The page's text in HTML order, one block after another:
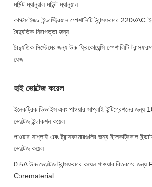
মাউন্ট ম্যানুয়াল মাউন্ট ম্যানুয়াল
কাস্টমাইজড ইন্ডাস্ট্রিয়াল স্পেশালিটি ট্রান্সফরমার 220VAC
বৈদ্যুতিক নিরাপত্তা জন্য
বৈদ্যুতিক সিস্টেমের জন্য উচ্চ ফ্রিকোয়েন্সি স্পেশালিটি
ফেজ
হাই ভোল্টেজ কয়েল
ইলেকট্রিক ডিভাইস এবং পাওয়ার সাপ্লাই ইন্টিগ্রেশনের জন্য
ভোল্টেজ ইন্ডাকশন কয়েল
পাওয়ার সাপ্লাই এবং ট্রান্সফরমারগুলির জন্য ইলেকট্রিকাল
ভোল্টেজ কয়েল
0.5A উচ্চ ভোল্টেজ ট্রান্সফরমার কয়েল পাওয়ার বিতরণের
Corematerial